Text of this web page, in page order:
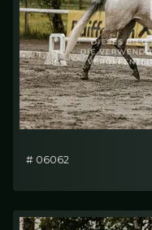
# 06062